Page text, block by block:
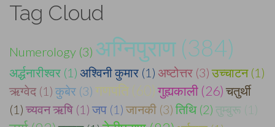
Tag Cloud
Numerology (3) अग्निपुराण (384)
अर्द्धनारीश्वर (1) अश्विनी कुमार (1) अष्टोत्तर (3) उच्चाटन (1)
ऋग्वेद (1) कुबेर (3) गणपति (60)गुह्यकाली (26) चतुर्थी
(1) च्यवन ऋषि (1) जप (1) जानकी (3) तिथि (2) तुम्बुरू (1)